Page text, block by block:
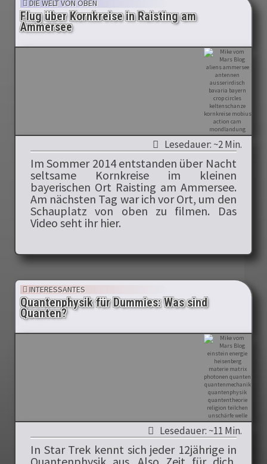
DIE WELT VON OBEN
Flug über Kornkreise in Raisting am
Ammersee
Lesedauer: ~2 Min.
Im Sommer 2014 entstanden über Nacht
seltsame Kornkreise im kleinen
bayerischen Ort Raisting am Ammersee.
Am nächsten Tag war ich vor Ort, um den
Schauplatz von oben zu filmen. Das
Video seht ihr hier.
INTERESSANTES
Quantenphysik für Dummies: Was sind
Quanten?
Lesedauer: ~11 Min.
In Star Trek kennt sich jeder 12jährige in